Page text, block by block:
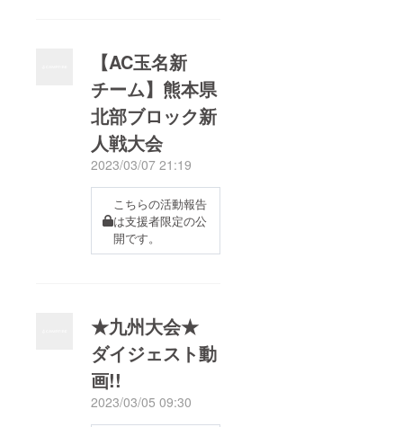
【AC玉名新
チーム】熊本県
北部ブロック新
人戦大会
2023/03/07 21:19
こちらの活動報告
は支援者限定の公
開です。
★九州大会★
ダイジェスト動
画!!
2023/03/05 09:30